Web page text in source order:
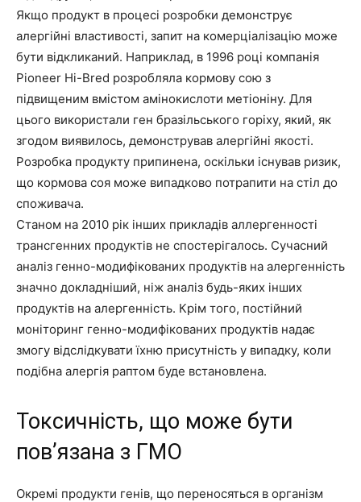
Якщо продукт в процесі розробки демонструє
алергійні властивості, запит на комерціалізацію може
бути відкликаний. Наприклад, в 1996 році компанія
Pioneer Hi-Bred розробляла кормову сою з
підвищеним вмістом амінокиcлоти метіоніну. Для
цього використали ген бразільського горіху, який, як
згодом виявилось, демонстрував алергійні якості.
Розробка продукту припинена, оскільки існував ризик,
що кормова соя може випадково потрапити на стіл до
споживача.
Станом на 2010 рік інших прикладів аллергенності
трансгенних продуктів не спостерігалось. Сучасний
аналіз генно-модифікованих продуктів на алергенність
значно докладніший, ніж аналіз будь-яких інших
продуктів на алергенність. Крім того, постійний
моніторинг генно-модифікованих продуктів надає
змогу відслідкувати їхню присутність у випадку, коли
подібна алергія раптом буде встановлена.
Токсичність, що може бути
пов’язана з ГМО
Окремі продукти генів, що переносяться в організм